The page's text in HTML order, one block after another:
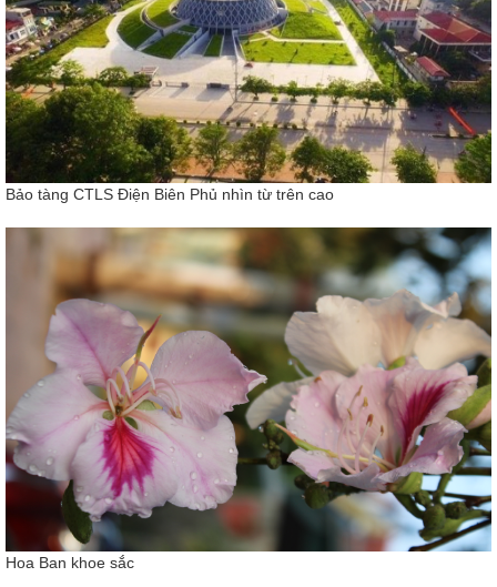
Bảo tàng CTLS Điện Biên Phủ nhìn từ trên cao
Hoa Ban khoe sắc